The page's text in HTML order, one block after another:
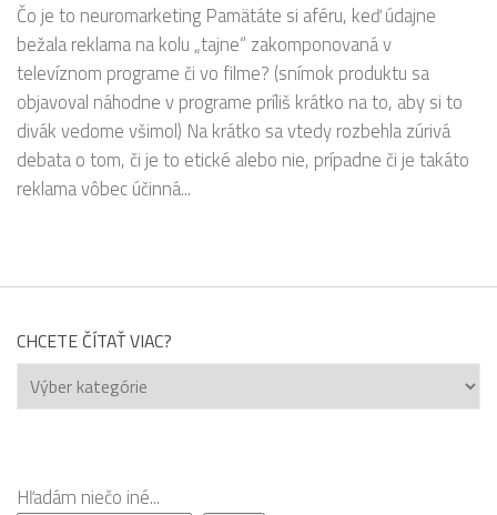
Čo je to neuromarketing Pamätáte si aféru, keď údajne
bežala reklama na kolu „tajne“ zakomponovaná v
televíznom programe či vo filme? (snímok produktu sa
objavoval náhodne v programe príliš krátko na to, aby si to
divák vedome všimol) Na krátko sa vtedy rozbehla zúrivá
debata o tom, či je to etické alebo nie, prípadne či je takáto
reklama vôbec účinná...
CHCETE ČÍTAŤ VIAC?
Chcete
čítať
Hľadám niečo iné...